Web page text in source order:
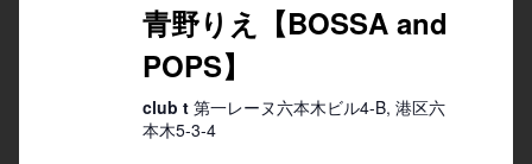
青野りえ【BOSSA and
POPS】
club t 第一レーヌ六本木ビル4-B, 港区六
本木5-3-4